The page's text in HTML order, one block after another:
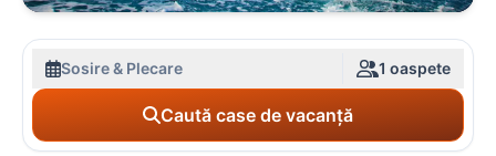
Sosire & Plecare 1 oaspete
Caută case de vacanță